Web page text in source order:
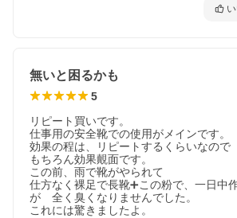
無いと困るかも
5
リピート買いです。
仕事用の安全靴での使用がメインです。
効果の程は、リピートするくらいなので
もちろん効果覿面です。
この前、雨で靴がやられて
仕方なく裸足で長靴➕この粉で、一日中
が　全く臭くなりませんでした。
これには驚きましたよ。